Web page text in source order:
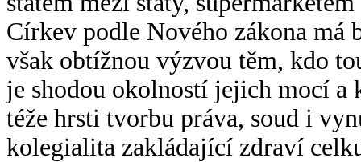
Církev podle Nového zákona
však obtížnou výzvou těm, kdo
je shodou okolností jejich mocí a
téže hrsti tvorbu práva, soud i
kolegialita zakládající zdraví